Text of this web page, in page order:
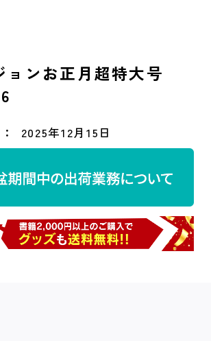
ョンお正月超特大号
2025年12月15日